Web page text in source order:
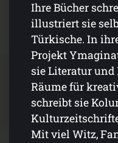
Ihre Bücher
illustriert sie
Türkische. In
Projekt
sie Literatur
Räume für
schreibt sie
Mit viel Witz,